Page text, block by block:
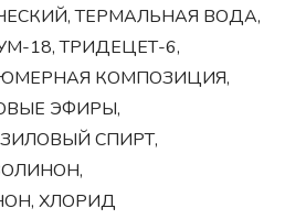
ТЕРМАЛЬНАЯ ВОДА,
18, ТРИДЕЦЕТ-6,
КОМПОЗИЦИЯ,
ЭФИРЫ,
СПИРТ,
ХЛОРИД